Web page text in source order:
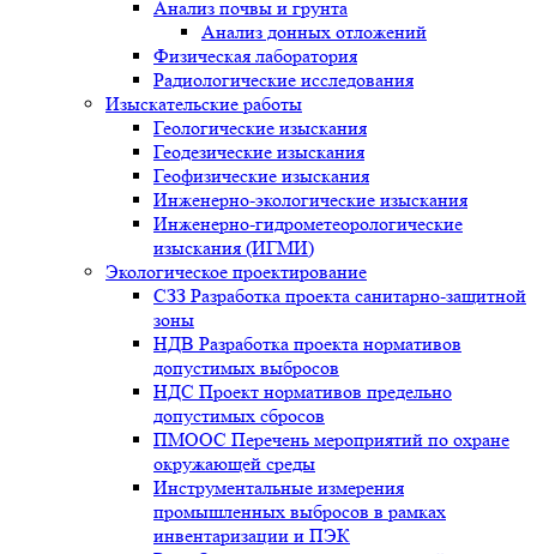
Анализ почвы и грунта
Анализ донных отложений
Физическая лаборатория
Радиологические исследования
Изыскательские работы
Геологические изыскания
Геодезические изыскания
Геофизические изыскания
Инженерно-экологические изыскания
Инженерно-гидрометеорологические
изыскания (ИГМИ)
Экологическое проектирование
СЗЗ Разработка проекта санитарно-защитной
зоны
НДВ Разработка проекта нормативов
допустимых выбросов
НДС Проект нормативов предельно
допустимых сбросов
ПМООС Перечень мероприятий по охране
окружающей среды
Инструментальные измерения
промышленных выбросов в рамках
инвентаризации и ПЭК